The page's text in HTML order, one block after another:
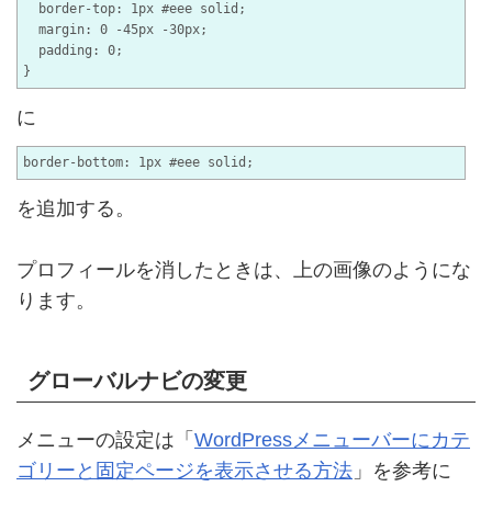
  border-top: 1px #eee solid;
  margin: 0 -45px -30px;
  padding: 0;
に
を追加する。
プロフィールを消したときは、上の画像のようにな
ります。
グローバルナビの変更
メニューの設定は「 WordPressメニューバーにカテ
ゴリーと固定ページを表示させる方法 」を参考に